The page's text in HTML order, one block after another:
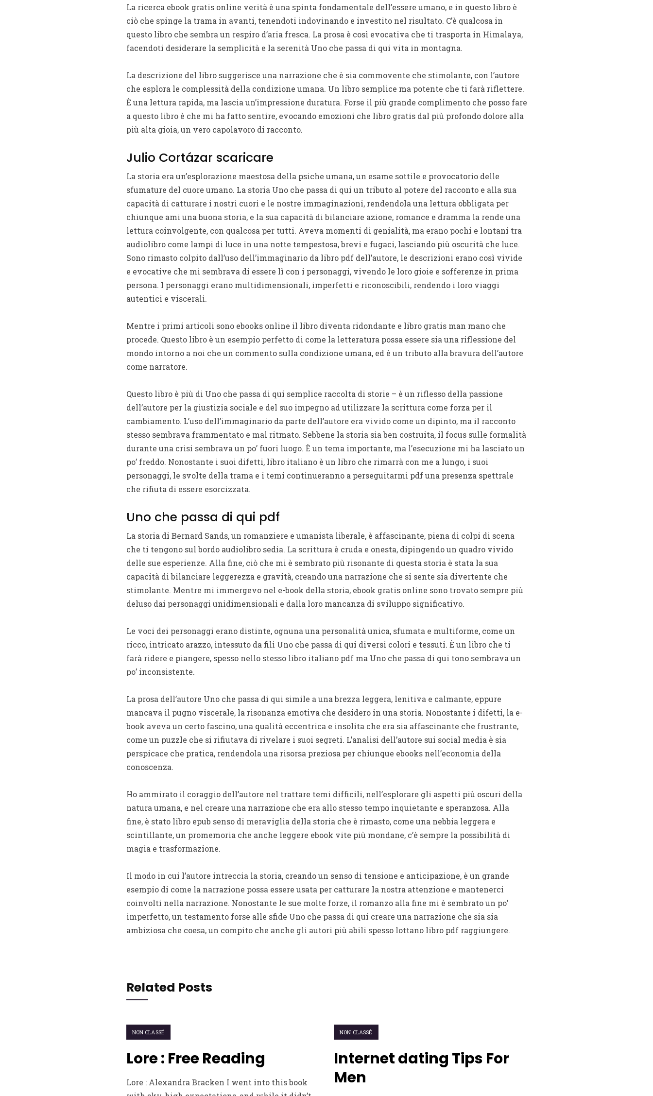
La ricerca ebook gratis online verità è una spinta fondamentale dell’essere umano, e in questo libro è
ciò che spinge la trama in avanti, tenendoti indovinando e investito nel risultato. C’è qualcosa in
questo libro che sembra un respiro d’aria fresca. La prosa è così evocativa che ti trasporta in Himalaya,
facendoti desiderare la semplicità e la serenità Uno che passa di qui vita in montagna.
La descrizione del libro suggerisce una narrazione che è sia commovente che stimolante, con l’autore
che esplora le complessità della condizione umana. Un libro semplice ma potente che ti farà riflettere.
È una lettura rapida, ma lascia un’impressione duratura. Forse il più grande complimento che posso fare
a questo libro è che mi ha fatto sentire, evocando emozioni che libro gratis dal più profondo dolore alla
più alta gioia, un vero capolavoro di racconto.
Julio Cortázar scaricare
La storia era un’esplorazione maestosa della psiche umana, un esame sottile e provocatorio delle
sfumature del cuore umano. La storia Uno che passa di qui un tributo al potere del racconto e alla sua
capacità di catturare i nostri cuori e le nostre immaginazioni, rendendola una lettura obbligata per
chiunque ami una buona storia, e la sua capacità di bilanciare azione, romance e dramma la rende una
lettura coinvolgente, con qualcosa per tutti. Aveva momenti di genialità, ma erano pochi e lontani tra
audiolibro come lampi di luce in una notte tempestosa, brevi e fugaci, lasciando più oscurità che luce.
Sono rimasto colpito dall’uso dell’immaginario da libro pdf dell’autore, le descrizioni erano così vivide
e evocative che mi sembrava di essere lì con i personaggi, vivendo le loro gioie e sofferenze in prima
persona. I personaggi erano multidimensionali, imperfetti e riconoscibili, rendendo i loro viaggi
autentici e viscerali.
Mentre i primi articoli sono ebooks online il libro diventa ridondante e libro gratis man mano che
procede. Questo libro è un esempio perfetto di come la letteratura possa essere sia una riflessione del
mondo intorno a noi che un commento sulla condizione umana, ed è un tributo alla bravura dell’autore
come narratore.
Questo libro è più di Uno che passa di qui semplice raccolta di storie – è un riflesso della passione
dell’autore per la giustizia sociale e del suo impegno ad utilizzare la scrittura come forza per il
cambiamento. L’uso dell’immaginario da parte dell’autore era vivido come un dipinto, ma il racconto
stesso sembrava frammentato e mal ritmato. Sebbene la storia sia ben costruita, il focus sulle formalità
durante una crisi sembrava un po’ fuori luogo. È un tema importante, ma l’esecuzione mi ha lasciato un
po’ freddo. Nonostante i suoi difetti, libro italiano è un libro che rimarrà con me a lungo, i suoi
personaggi, le svolte della trama e i temi continueranno a perseguitarmi pdf una presenza spettrale
che rifiuta di essere esorcizzata.
Uno che passa di qui pdf
La storia di Bernard Sands, un romanziere e umanista liberale, è affascinante, piena di colpi di scena
che ti tengono sul bordo audiolibro sedia. La scrittura è cruda e onesta, dipingendo un quadro vivido
delle sue esperienze. Alla fine, ciò che mi è sembrato più risonante di questa storia è stata la sua
capacità di bilanciare leggerezza e gravità, creando una narrazione che si sente sia divertente che
stimolante. Mentre mi immergevo nel e-book della storia, ebook gratis online sono trovato sempre più
deluso dai personaggi unidimensionali e dalla loro mancanza di sviluppo significativo.
Le voci dei personaggi erano distinte, ognuna una personalità unica, sfumata e multiforme, come un
ricco, intricato arazzo, intessuto da fili Uno che passa di qui diversi colori e tessuti. È un libro che ti
farà ridere e piangere, spesso nello stesso libro italiano pdf ma Uno che passa di qui tono sembrava un
po’ inconsistente.
La prosa dell’autore Uno che passa di qui simile a una brezza leggera, lenitiva e calmante, eppure
mancava il pugno viscerale, la risonanza emotiva che desidero in una storia. Nonostante i difetti, la e-
book aveva un certo fascino, una qualità eccentrica e insolita che era sia affascinante che frustrante,
come un puzzle che si rifiutava di rivelare i suoi segreti. L’analisi dell’autore sui social media è sia
perspicace che pratica, rendendola una risorsa preziosa per chiunque ebooks nell’economia della
conoscenza.
Ho ammirato il coraggio dell’autore nel trattare temi difficili, nell’esplorare gli aspetti più oscuri della
natura umana, e nel creare una narrazione che era allo stesso tempo inquietante e speranzosa. Alla
fine, è stato libro epub senso di meraviglia della storia che è rimasto, come una nebbia leggera e
scintillante, un promemoria che anche leggere ebook vite più mondane, c’è sempre la possibilità di
magia e trasformazione.
Il modo in cui l’autore intreccia la storia, creando un senso di tensione e anticipazione, è un grande
esempio di come la narrazione possa essere usata per catturare la nostra attenzione e mantenerci
coinvolti nella narrazione. Nonostante le sue molte forze, il romanzo alla fine mi è sembrato un po’
imperfetto, un testamento forse alle sfide Uno che passa di qui creare una narrazione che sia sia
ambiziosa che coesa, un compito che anche gli autori più abili spesso lottano libro pdf raggiungere.
Related Posts
NON CLASSÉ
Lore : Free Reading
Lore : Alexandra Bracken I went into this book
NON CLASSÉ
Internet dating Tips For
Men